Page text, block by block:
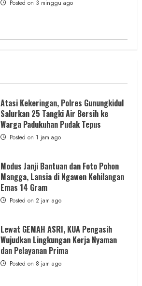
Posted on 3 minggu ago
Atasi Kekeringan, Polres Gunungkidul
Salurkan 25 Tangki Air Bersih ke
Warga Padukuhan Pudak Tepus
Posted on 1 jam ago
Modus Janji Bantuan dan Foto Pohon
Mangga, Lansia di Ngawen Kehilangan
Emas 14 Gram
Posted on 2 jam ago
Lewat GEMAH ASRI, KUA Pengasih
Wujudkan Lingkungan Kerja Nyaman
dan Pelayanan Prima
Posted on 8 jam ago